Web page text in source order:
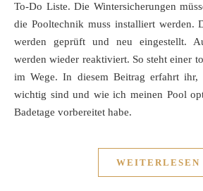
To-Do Liste. Die Wintersicherungen
die Pooltechnik muss installiert werden.
werden geprüft und neu eingestellt.
werden wieder reaktiviert. So steht einer
im Wege. In diesem Beitrag erfahrt ihr,
wichtig sind und wie ich meinen Pool
Badetage vorbereitet habe.
WEITERLESEN